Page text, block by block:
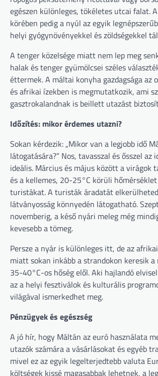
egészen különleges, tökéletes utcai falat.
körében pedig a nyúl az egyik
helyi gyógynövényekkel és zöldségekkel
A tenger közelsége miatt nem lep meg
halak és tenger gyümölcsei széles
éttermek. A máltai konyha gazdagsága az
és afrikai ízekben is megmutatkozik, ami
gasztrokalandnak is beillett utazást
Időzítés: mikor érdemes utazni?
Sokan kérdezik: „Mikor van a legjobb idő
látogatására?” Nos, tavasszal és ősszel az
ideális. Március és május között a virágok
és a kellemes, 20-25°C körüli
turistákat. A turisták áradatát
látványosság könnyedén látogatható.
novemberig, a késő nyári meleg még
kevesebb a tömeg.
Persze a nyár is különleges itt, de az
miatt sokan inkább a strandokon keresik a
35-40°C-os hőség elől. Aki hajlandó
az a helyi fesztiválok és kulturális
világával ismerkedhet meg.
Pénzügyek és egészség
A jó hír, hogy Máltán az euró használata
utazók számára a vásárlásokat és egyéb
mivel ez az egyik legelterjedtebb valuta
költségek kissé magasabbak lehetnek, a